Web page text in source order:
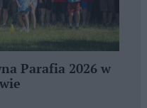
Parafia 2026 w